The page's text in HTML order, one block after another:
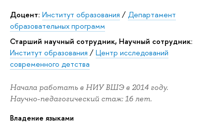
Доцент: Институт образования /Департамент
образовательных программ
Старший научный сотрудник, Научный сотрудник:
Институт образования /Центр исследований
современного детства
Начала работать в НИУ ВШЭ в 2014 году.
Научно-педагогический стаж: 16 лет.
Владение языками